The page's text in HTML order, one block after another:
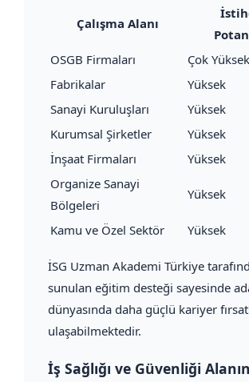
Çalışma Alanı
OSGB Firmaları
Çok Yüksek
Fabrikalar
Yüksek
Sanayi Kuruluşları
Yüksek
Kurumsal Şirketler
Yüksek
İnşaat Firmaları
Yüksek
Organize Sanayi
Bölgeleri
Yüksek
Kamu ve Özel Sektör Yüksek
İSG Uzman Akademi Türkiye
sunulan eğitim desteği sayesinde
dünyasında daha güçlü kariyer
ulaşabilmektedir.
İş Sağlığı ve Güvenliği